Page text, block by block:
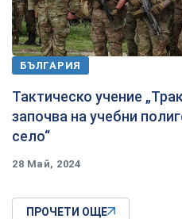
БЪЛГАРИЯ
Тактическо учение
започва на учебни
село“
28 Май, 2024
ПРОЧЕТИ ОЩЕ